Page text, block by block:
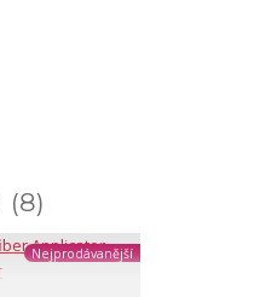
8
Nejprodávanější